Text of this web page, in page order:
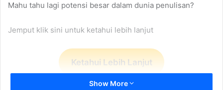
Mahu tahu lagi potensi besar dalam dunia penulisan?
Jemput klik sini untuk ketahui lebih lanjut
Ketahui Lebih Lanjut
Show More